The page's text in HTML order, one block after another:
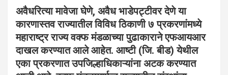
अवैधरित्या मावेजा घेणे, अवैध भाडेपट्टीवर देणे या
कारणास्तव राज्यातील विविध ठिकाणी ७ प्रकरणांमध्ये
महाराष्ट्र राज्य वक्फ मंडळाच्या पुढाकाराने एफआयआर
दाखल करण्यात आले आहेत. आष्टी (जि. बीड) येथील
एका प्रकरणात उपजिल्हाधिकाऱ्यांना अटक करण्यात